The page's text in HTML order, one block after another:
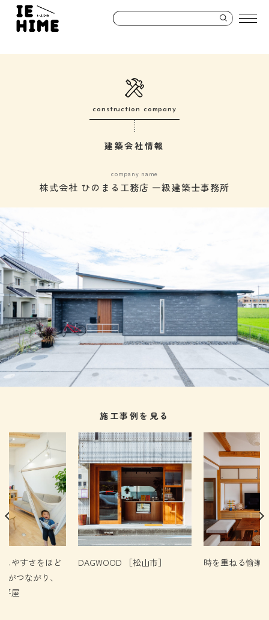
construction company
建築会社情報
company name
株式会社 ひのまる工務店 一級建築士事務所
施工事例を見る
やすさをほど
がつながり、
平屋
DAGWOOD ［松山市］ 時を重ねる愉楽